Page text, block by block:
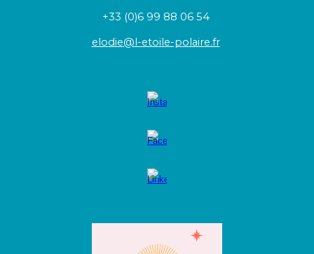
+33 (0)6 99 88 06 54
elodie@l-etoile-polaire.fr